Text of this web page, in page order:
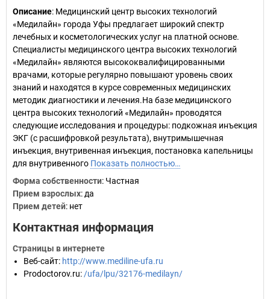
Описание: Медицинский центр высоких технологий
«Медилайн» города Уфы предлагает широкий спектр
лечебных и косметологических услуг на платной основе.
Специалисты медицинского центра высоких технологий
«Медилайн» являются высококвалифицированными
врачами, которые регулярно повышают уровень своих
знаний и находятся в курсе современных медицинских
методик диагностики и лечения.На базе медицинского
центра высоких технологий «Медилайн» проводятся
следующие исследования и процедуры: подкожная инъекция
ЭКГ (с расшифровкой результата), внутримышечная
инъекция, внутривенная инъекция, постановка капельницы
для внутривенного Показать полностью…
Форма собственности: Частная
Прием взрослых: да
Прием детей: нет
Контактная информация
Страницы в интернете
Веб-сайт: http://www.mediline-ufa.ru
Prodoctorov.ru: /ufa/lpu/32176-medilayn/